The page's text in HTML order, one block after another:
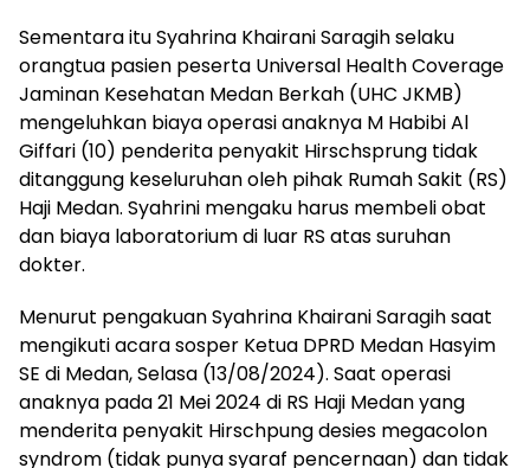
Sementara itu Syahrina Khairani Saragih selaku
orangtua pasien peserta Universal Health Coverage
Jaminan Kesehatan Medan Berkah (UHC JKMB)
mengeluhkan biaya operasi anaknya M Habibi Al
Giffari (10) penderita penyakit Hirschsprung tidak
ditanggung keseluruhan oleh pihak Rumah Sakit (RS)
Haji Medan. Syahrini mengaku harus membeli obat
dan biaya laboratorium di luar RS atas suruhan
dokter.
Menurut pengakuan Syahrina Khairani Saragih saat
mengikuti acara sosper Ketua DPRD Medan Hasyim
SE di Medan, Selasa (13/08/2024). Saat operasi
anaknya pada 21 Mei 2024 di RS Haji Medan yang
menderita penyakit Hirschpung desies megacolon
syndrom (tidak punya syaraf pencernaan) dan tidak